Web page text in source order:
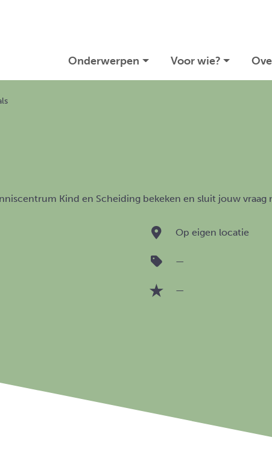
Kind en Scheiding bekeken en sluit jouw vraag
Op eigen locatie
—
—
Onderwerpen Voor wie?